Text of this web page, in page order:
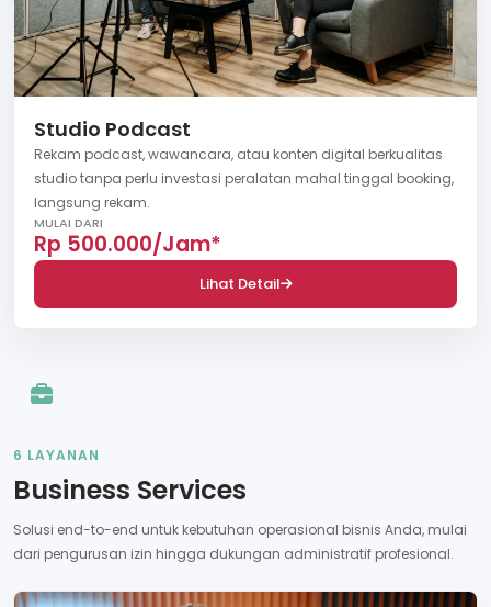
Studio Podcast
Rekam podcast, wawancara, atau konten digital berkualitas
studio tanpa perlu investasi peralatan mahal tinggal booking,
langsung rekam.
MULAI DARI
Rp 500.000/Jam*
Lihat Detail
6 LAYANAN
Business Services
Solusi end-to-end untuk kebutuhan operasional bisnis Anda, mulai
dari pengurusan izin hingga dukungan administratif profesional.